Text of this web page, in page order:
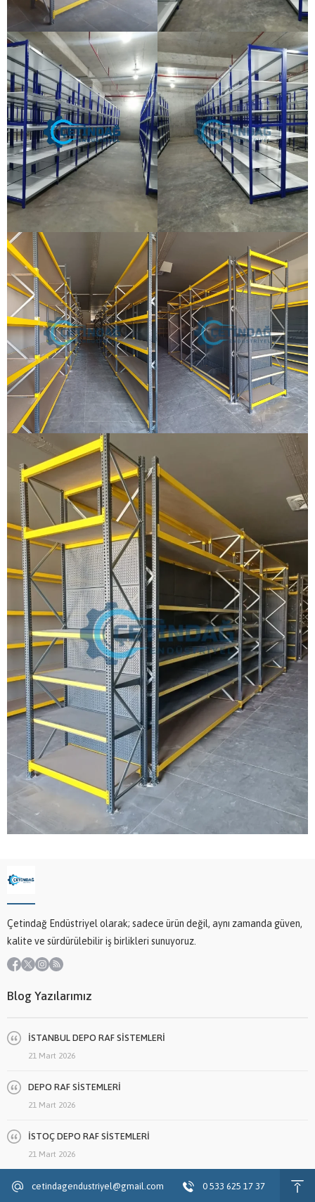
Çetindağ Endüstriyel olarak; sadece ürün değil, aynı zamanda güven,
kalite ve sürdürülebilir iş birlikleri sunuyoruz.
Blog Yazılarımız
İSTANBUL DEPO RAF SİSTEMLERİ
21 Mart 2026
DEPO RAF SİSTEMLERİ
21 Mart 2026
İSTOÇ DEPO RAF SİSTEMLERİ
21 Mart 2026
cetindagendustriyel@gmail.com 0 533 625 17 37